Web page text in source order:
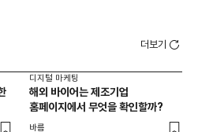
더보기
디지털 마케팅
해외 바이어는 제조기업
홈페이지에서 무엇을 확인할까?
바름